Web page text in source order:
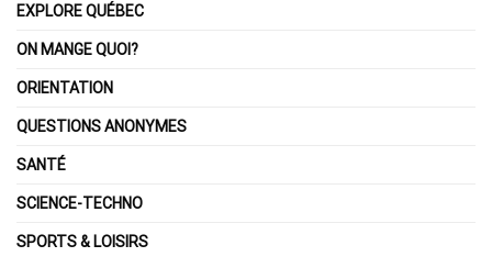
EXPLORE QUÉBEC
ON MANGE QUOI?
ORIENTATION
QUESTIONS ANONYMES
SANTÉ
SCIENCE-TECHNO
SPORTS & LOISIRS